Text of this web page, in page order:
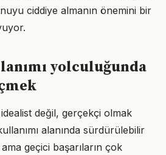
ciddiye almanın önemini bir
yolculuğunda
değil, gerçekçi olmak
alanında sürdürülebilir
geçici başarıların çok